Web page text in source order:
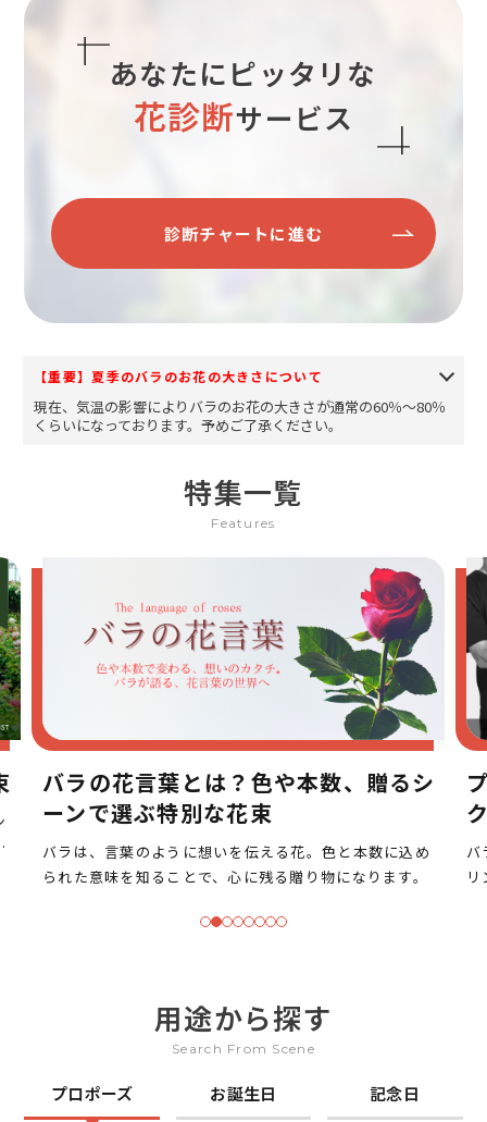
あなたにピッタリな
花診断サービス
診断チャートに進む
【重要】夏季のバラのお花の大きさについて
現在、気温の影響によりバラのお花の大きさが通常の60％～80％
くらいになっております。予めご了承ください。
特集一覧
Features
プロポーズをバラの花束でロマンチッ
クに演出！
バラの花束で心に残るプロポーズの演出をしませんか？
リンクフローリストならホテルやレストランにもお届け
古
用途から探す
Search From Scene
プロポーズ お誕生日 記念日